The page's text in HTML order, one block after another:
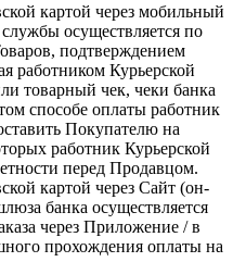
картой через мобильный
осуществляется по
подтверждением
работником Курьерской
товарный чек, чеки банка
способе оплаты работник
Покупателю на
работник Курьерской
перед Продавцом.
картой через Сайт (он-
банка осуществляется
через Приложение / в
прохождения оплаты на